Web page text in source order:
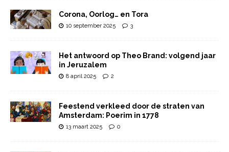
Corona, Oorlog… en Tora
10 september 2025 3
Het antwoord op Theo Brand: volgend jaar
in Jeruzalem
8 april 2025 2
Feestend verkleed door de straten van
Amsterdam: Poerim in 1778
13 maart 2025 0